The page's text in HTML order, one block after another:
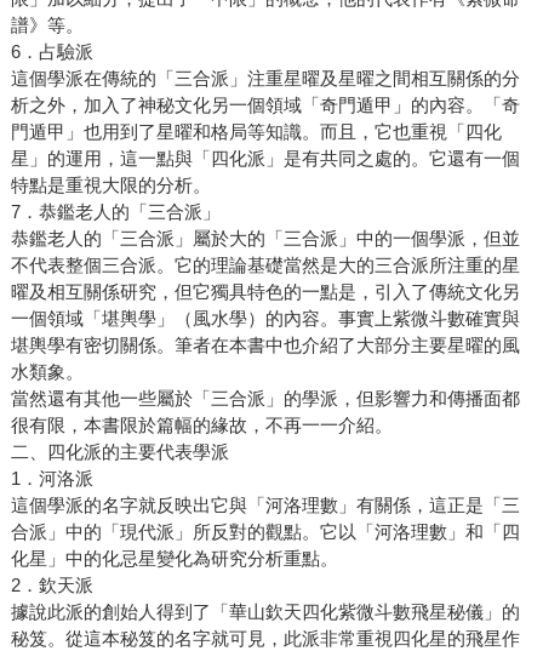
譜》等。
6．占驗派
這個學派在傳統的「三合派」注重星曜及星曜之間相互關係的分
析之外，加入了神秘文化另一個領域「奇門遁甲」的內容。「奇
門遁甲」也用到了星曜和格局等知識。而且，它也重視「四化
星」的運用，這一點與「四化派」是有共同之處的。它還有一個
特點是重視大限的分析。
7．恭鑑老人的「三合派」
恭鑑老人的「三合派」屬於大的「三合派」中的一個學派，但並
不代表整個三合派。它的理論基礎當然是大的三合派所注重的星
曜及相互關係研究，但它獨具特色的一點是，引入了傳統文化另
一個領域「堪輿學」（風水學）的內容。事實上紫微斗數確實與
堪輿學有密切關係。筆者在本書中也介紹了大部分主要星曜的風
水類象。
當然還有其他一些屬於「三合派」的學派，但影響力和傳播面都
很有限，本書限於篇幅的緣故，不再一一介紹。
二、四化派的主要代表學派
1．河洛派
這個學派的名字就反映出它與「河洛理數」有關係，這正是「三
合派」中的「現代派」所反對的觀點。它以「河洛理數」和「四
化星」中的化忌星變化為研究分析重點。
2．欽天派
據說此派的創始人得到了「華山欽天四化紫微斗數飛星秘儀」的
秘笈。從這本秘笈的名字就可見，此派非常重視四化星的飛星作